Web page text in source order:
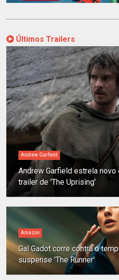
Últimos Trailers
Andrew Garfield
Andrew Garfield estrela
trailer de 'The Uprising'
Amazon
Gal Gadot corre contra o
suspense 'The Runner'